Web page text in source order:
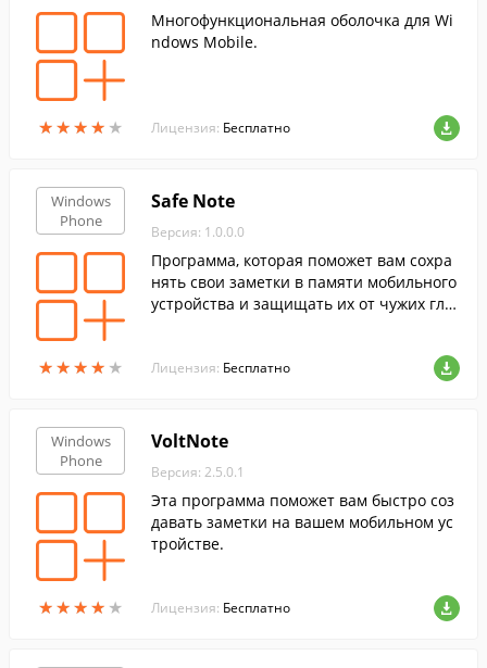
★★★★ ★
★★★★ ★
Многофункциональная оболочка для Wi
ndows Mobile.
Лицензия: Бесплатно
Windows
Phone
★★★★ ★
★★★★ ★
Safe Note
Версия: 1.0.0.0
Программа, которая поможет вам сохра
нять свои заметки в памяти мобильного
устройства и защищать их от чужих гла
Лицензия: Бесплатно
Windows
Phone
★★★★ ★
★★★★ ★
VoltNote
Версия: 2.5.0.1
Эта программа поможет вам быстро соз
давать заметки на вашем мобильном ус
тройстве.
Лицензия: Бесплатно